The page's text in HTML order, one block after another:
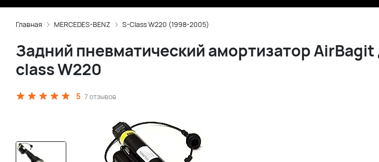
Главная MERCEDES-BENZ S-Class W220 (1998-2005)
Задний пневматический амортизатор
class W220
5 7 отзывов